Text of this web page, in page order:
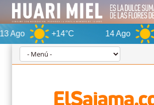
+14°C 14 Ago +14°C